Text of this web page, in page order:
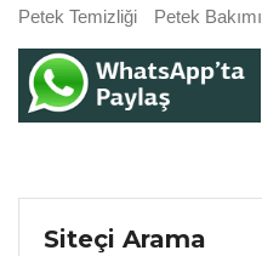
Petek Temizliği
Petek Bakımı
Siteçi Arama